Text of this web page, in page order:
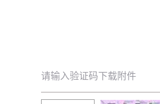
请输入验证码下载附件